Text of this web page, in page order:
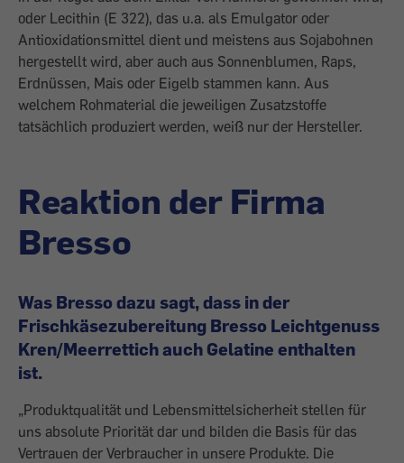
oder Lecithin (E 322), das u.a. als Emulgator oder
Antioxidationsmittel dient und meistens aus Sojabohnen
hergestellt wird, aber auch aus Sonnenblumen, Raps,
Erdnüssen, Mais oder Eigelb stammen kann. Aus
welchem Rohmaterial die jeweiligen Zusatzstoffe
tatsächlich produziert werden, weiß nur der Hersteller.
Reaktion der Firma
Bresso
Was Bresso dazu sagt, dass in der
Frischkäsezubereitung Bresso Leichtgenuss
Kren/Meerrettich auch Gelatine enthalten
ist.
„Produktqualität und Lebensmittelsicherheit stellen für
uns absolute Priorität dar und bilden die Basis für das
Vertrauen der Verbraucher in unsere Produkte. Die